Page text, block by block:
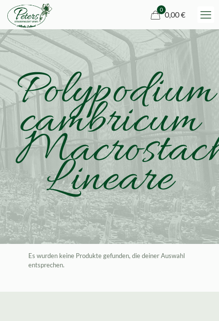
0
0,00 €
Polypodium
cambricum
Lineare
Es wurden keine Produkte gefunden, die deiner Auswahl
entsprechen.